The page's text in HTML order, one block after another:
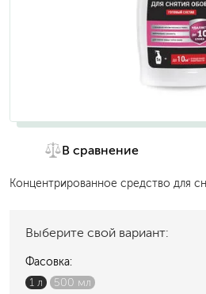
В сравнение
Концентрированное средство для
Выберите свой вариант:
Фасовка:
1 л
500 мл